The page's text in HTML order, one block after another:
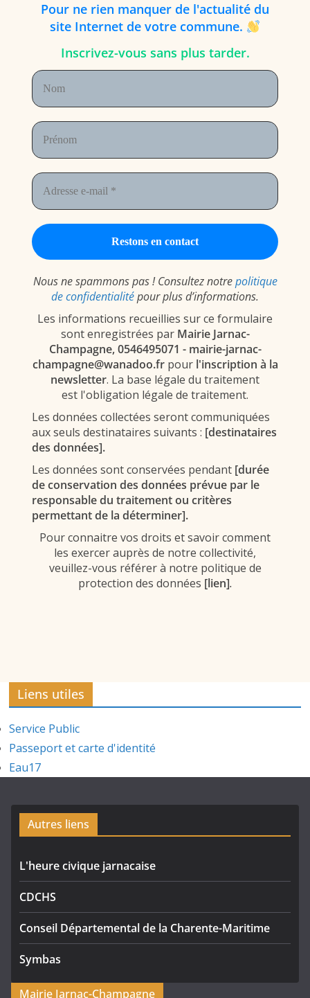
Pour ne rien manquer de l'actualité du
site Internet de votre commune.
Inscrivez-vous sans plus tarder.
Nous ne spammons pas ! Consultez notrepolitique
de confidentialitépour plus d’informations.
Les informations recueillies sur ce formulaire
sont enregistrées parMairie Jarnac-
Champagne, 0546495071 - mairie-jarnac-
champagne@wanadoo.fr pour l'inscription à la
newsletter. La base légale du traitement
est l'obligation légale de traitement.
Les données collectées seront communiquées
aux seuls destinataires suivants : [destinataires
des données].
Les données sont conservées pendant [durée
de conservation des données prévue par le
responsable du traitement ou critères
permettant de la déterminer].
Pour connaitre vos droits et savoir comment
les exercer auprès de notre collectivité,
veuillez-vous référer à notre politique de
protection des données [lien].
Liens utiles
Service Public
Passeport et carte d'identité
Eau17
Autres liens
L'heure civique jarnacaise
CDCHS
Conseil Départemental de la Charente-Maritime
Symbas
Mairie Jarnac-Champagne